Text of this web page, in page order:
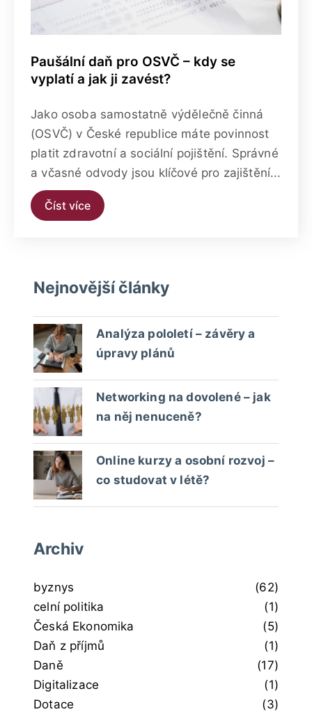
Paušální daň pro OSVČ – kdy se
vyplatí a jak ji zavést?
Jako osoba samostatně výdělečně činná
(OSVČ) v České republice máte povinnost
platit zdravotní a sociální pojištění. Správné
a včasné odvody jsou klíčové pro zajištění...
Číst více
Nejnovější články
Analýza pololetí – závěry a
úpravy plánů
Networking na dovolené – jak
na něj nenuceně?
Online kurzy a osobní rozvoj –
co studovat v létě?
Archiv
byznys
(62)
celní politika
(1)
Česká Ekonomika
(5)
Daň z příjmů
(1)
Daně
(17)
Digitalizace
(1)
Dotace
(3)